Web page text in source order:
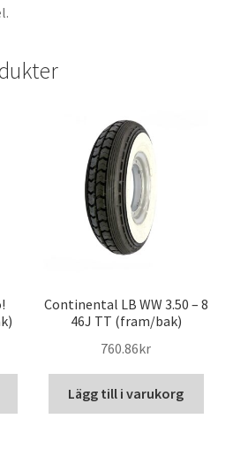
Continental LB WW 3.50 – 8
46J TT (fram/bak)
760.86kr
Lägg till i varukorg